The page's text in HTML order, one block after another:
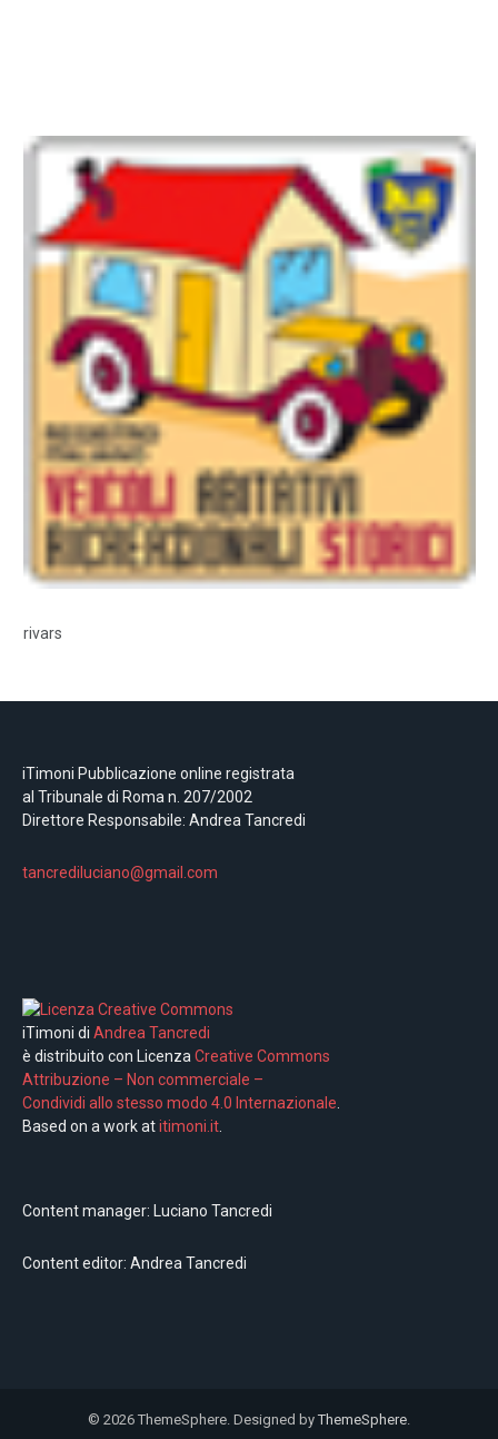
rivars
iTimoni Pubblicazione online registrata
al Tribunale di Roma n. 207/2002
Direttore Responsabile: Andrea Tancredi
tancrediluciano@gmail.com
iTimoni di Andrea Tancredi
è distribuito con LicenzaCreative Commons
Attribuzione – Non commerciale –
Condividi allo stesso modo 4.0 Internazionale.
Based on a work atitimoni.it.
Content manager: Luciano Tancredi
Content editor: Andrea Tancredi
© 2026 ThemeSphere. Designed byThemeSphere.